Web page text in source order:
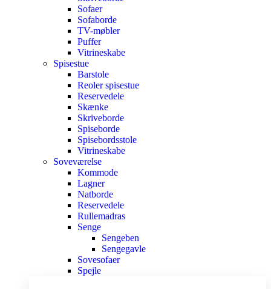
Sofaer
Sofaborde
TV-møbler
Puffer
Vitrineskabe
Spisestue
Barstole
Reoler spisestue
Reservedele
Skænke
Skriveborde
Spiseborde
Spisebordsstole
Vitrineskabe
Soveværelse
Kommode
Lagner
Natborde
Reservedele
Rullemadras
Senge
Sengeben
Sengegavle
Sovesofaer
Spejle